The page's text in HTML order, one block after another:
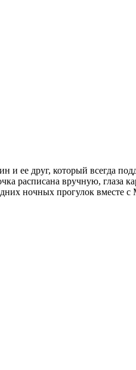
и ее друг, который всегда
расписана вручную, глаза
ночных прогулок вместе с